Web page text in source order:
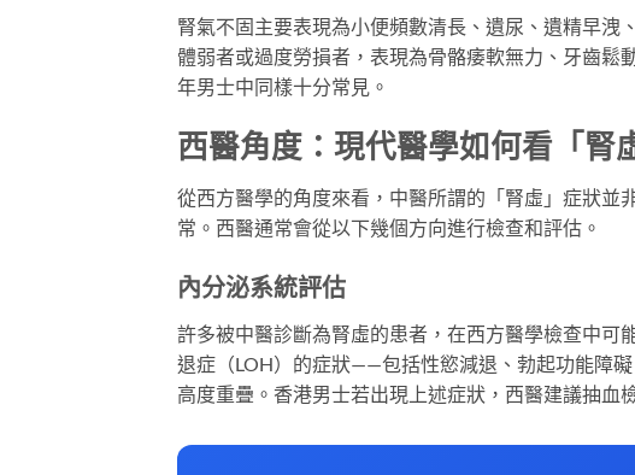
腎氣不固主要表現為小便頻數清長、遺尿、遺精早
體弱者或過度勞損者，表現為骨骼痿軟無力、牙齒
年男士中同樣十分常見。
西醫角度：現代醫學如何看「腎
從西方醫學的角度來看，中醫所謂的「腎虛」症狀並
常。西醫通常會從以下幾個方向進行檢查和評估。
內分泌系統評估
許多被中醫診斷為腎虛的患者，在西方醫學檢查中可
退症（LOH）的症狀——包括性慾減退、勃起功能障
高度重疊。香港男士若出現上述症狀，西醫建議抽血